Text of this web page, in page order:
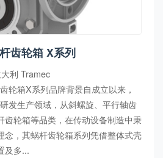
齿轮箱 X系列
利 Tramec
轮箱X系列品牌背景自成立以来，
发生产领域，从斜螺旋、平行轴齿
齿轮箱等品类，在传动设备制造中秉
念，其蜗杆齿轮箱系列凭借整体式壳
及多...